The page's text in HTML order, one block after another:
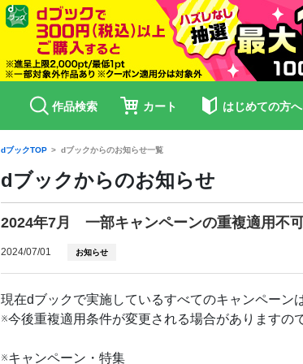
作品検索 カート はじめての方へ
dブックTOP dブックからのお知らせ一覧
dブックからのお知らせ
2024年7月 一部キャンペーンの重複適用不
2024/07/01 お知らせ
現在dブックで実施しているすべてのキャンペーン
※今後重複適用条件が変更される場合がありますの
※キャンペーン・特集